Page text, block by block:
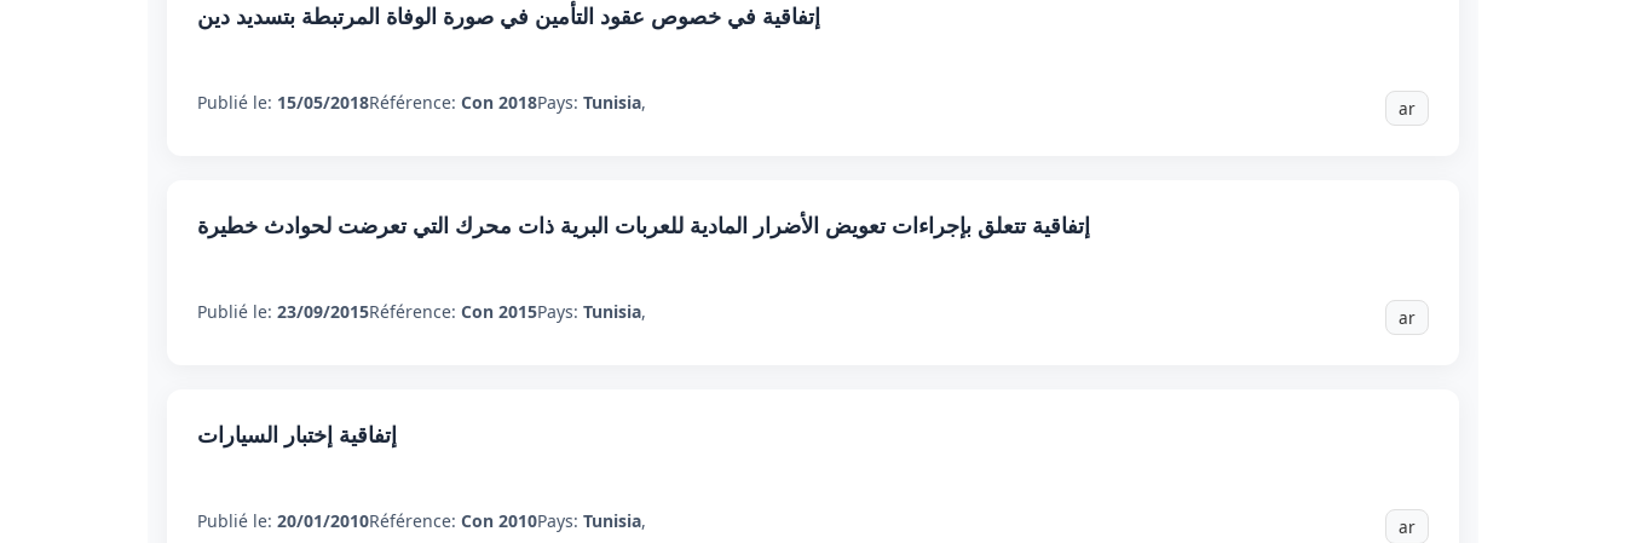
إتفاقية في خصوص عقود التأمين في صورة الوفاة المرتبطة بتسديد دين
Publié le: 15/05/2018Référence: Con 2018Pays: Tunisia, ar
إتفاقية تتعلق بإجراءات تعويض الأضرار المادية للعربات البرية ذات محرك التي تعرضت لحوادث خطيرة
Publié le: 23/09/2015Référence: Con 2015Pays: Tunisia, ar
إتفاقية إختبار السيارات
Publié le: 20/01/2010Référence: Con 2010Pays: Tunisia, ar